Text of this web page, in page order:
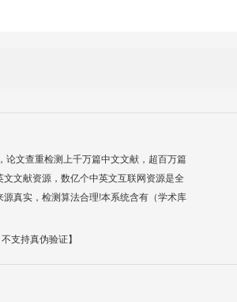
文查重检测上千万篇中文文献，超百万篇
文献资源，数亿个中英文互联网资源是全
真实，检测算法合理!本系统含有（学术库
支持真伪验证】